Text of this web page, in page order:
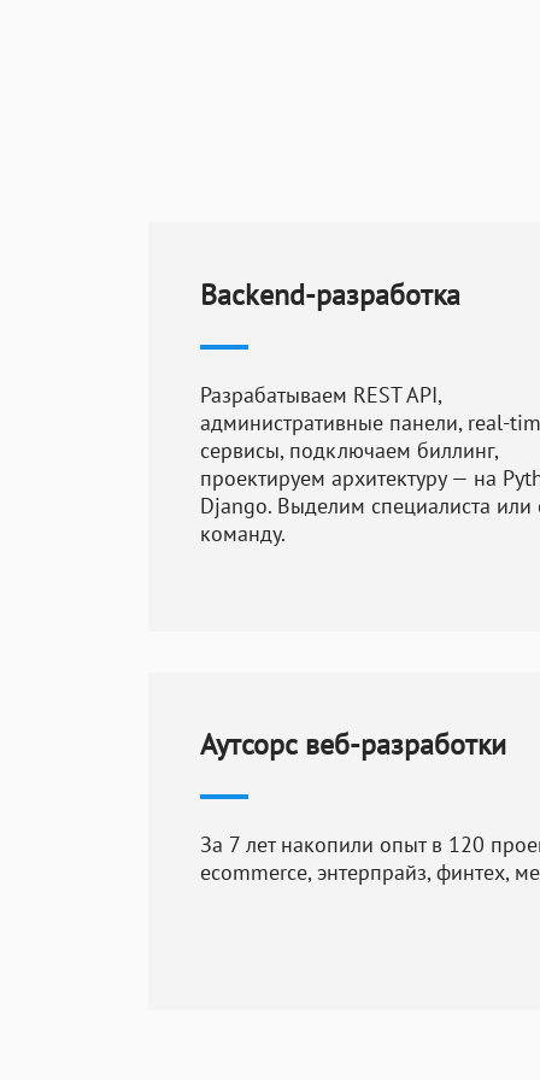
определения
привлекаем
поэтому
Особенности
Backend-разработка
Разрабатываем REST API,
административные панели, real-
сервисы, подключаем биллинг,
проектируем архитектуру — на
Django. Выделим специалиста или
команду.
Аутсорс веб-разработки
За 7 лет накопили опыт в 120
ecommerce, энтерпрайз, финтех,